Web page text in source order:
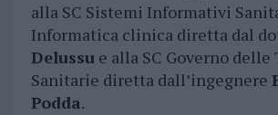
alla SC Sistemi Informativi
Informatica clinica diretta dal
Delussue alla SC Governo delle
Sanitarie diretta dall’ingegnere
Podda.